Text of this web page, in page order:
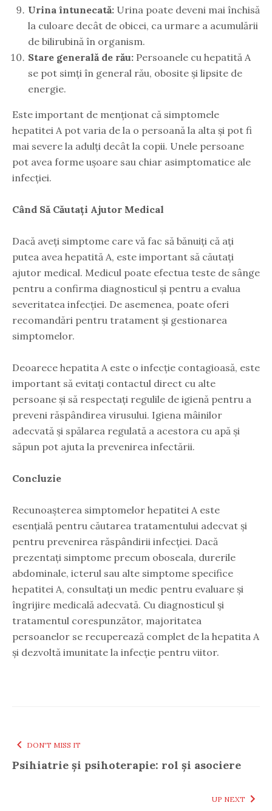
Urina întunecată: Urina poate deveni mai închisă
la culoare decât de obicei, ca urmare a acumulării
de bilirubină în organism.
Stare generală de rău: Persoanele cu hepatită A
se pot simți în general rău, obosite și lipsite de
energie.
Este important de menționat că simptomele
hepatitei A pot varia de la o persoană la alta și pot fi
mai severe la adulți decât la copii. Unele persoane
pot avea forme ușoare sau chiar asimptomatice ale
infecției.
Când Să Căutați Ajutor Medical
Dacă aveți simptome care vă fac să bănuiți că ați
putea avea hepatită A, este important să căutați
ajutor medical. Medicul poate efectua teste de sânge
pentru a confirma diagnosticul și pentru a evalua
severitatea infecției. De asemenea, poate oferi
recomandări pentru tratament și gestionarea
simptomelor.
Deoarece hepatita A este o infecție contagioasă, este
important să evitați contactul direct cu alte
persoane și să respectați regulile de igienă pentru a
preveni răspândirea virusului. Igiena mâinilor
adecvată și spălarea regulată a acestora cu apă și
săpun pot ajuta la prevenirea infectării.
Concluzie
Recunoașterea simptomelor hepatitei A este
esențială pentru căutarea tratamentului adecvat și
pentru prevenirea răspândirii infecției. Dacă
prezentați simptome precum oboseala, durerile
abdominale, icterul sau alte simptome specifice
hepatitei A, consultați un medic pentru evaluare și
îngrijire medicală adecvată. Cu diagnosticul și
tratamentul corespunzător, majoritatea
persoanelor se recuperează complet de la hepatita A
și dezvoltă imunitate la infecție pentru viitor.
DON'T MISS IT
Psihiatrie și psihoterapie: rol și asociere
UP NEXT